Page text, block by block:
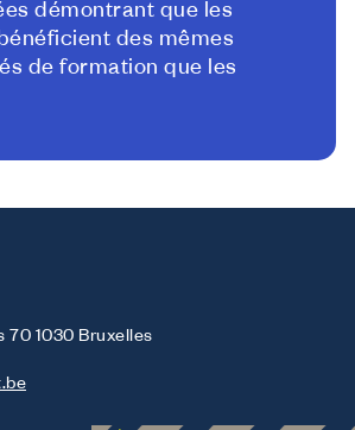
démontrant que les
des mêmes
de formation que les
70 1030 Bruxelles